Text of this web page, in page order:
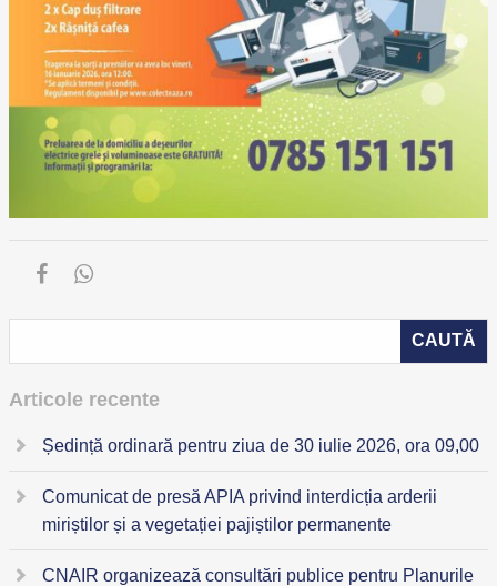
Articole recente
Ședință ordinară pentru ziua de 30 iulie 2026, ora 09,00
Comunicat de presă APIA privind interdicția arderii
miriștilor și a vegetației pajiștilor permanente
CNAIR organizează consultări publice pentru Planurile